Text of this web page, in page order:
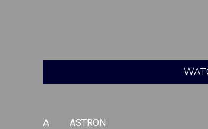
A ASTRON